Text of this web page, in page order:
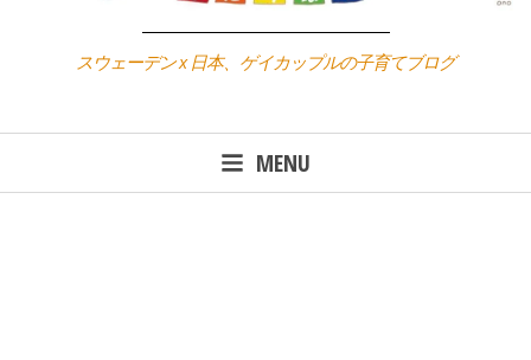
スウェーデン x 日本、ゲイカップルの子育てブログ
MENU